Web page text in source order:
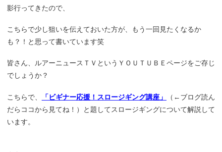
影行ってきたので、
こちらで少し狙いを伝えておいた方が、もう一回見たくなるか
も？！と思って書いています笑
皆さん、ルアーニュースＴＶというＹＯＵＴＵＢＥページをご存じ
でしょうか？
こちらで、 「ビギナー応援！スロージギング講座 」
（←ブログ読ん
だらココから見てね！）と題してスロージギングについて解説して
います。